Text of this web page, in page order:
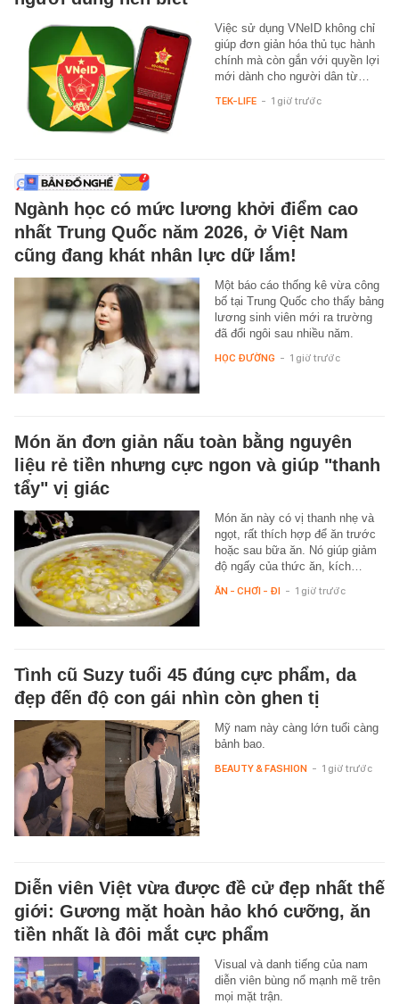
Việc sử dụng VNeID không chỉ
giúp đơn giản hóa thủ tục hành
chính mà còn gắn với quyền lợi
mới dành cho người dân từ…
TEK-LIFE - 1 giờ trước
Ngành học có mức lương khởi điểm cao
nhất Trung Quốc năm 2026, ở Việt Nam
cũng đang khát nhân lực dữ lắm!
Một báo cáo thống kê vừa công
bố tại Trung Quốc cho thấy bảng
lương sinh viên mới ra trường
đã đổi ngôi sau nhiều năm.
HỌC ĐƯỜNG - 1 giờ trước
Món ăn đơn giản nấu toàn bằng nguyên
liệu rẻ tiền nhưng cực ngon và giúp "thanh
tẩy" vị giác
Món ăn này có vị thanh nhẹ và
ngọt, rất thích hợp để ăn trước
hoặc sau bữa ăn. Nó giúp giảm
độ ngấy của thức ăn, kích…
ĂN - CHƠI - ĐI - 1 giờ trước
Tình cũ Suzy tuổi 45 đúng cực phẩm, da
đẹp đến độ con gái nhìn còn ghen tị
Mỹ nam này càng lớn tuổi càng
bảnh bao.
BEAUTY & FASHION - 1 giờ trước
Diễn viên Việt vừa được đề cử đẹp nhất thế
giới: Gương mặt hoàn hảo khó cưỡng, ăn
tiền nhất là đôi mắt cực phẩm
Visual và danh tiếng của nam
diễn viên bùng nổ mạnh mẽ trên
mọi mặt trận.